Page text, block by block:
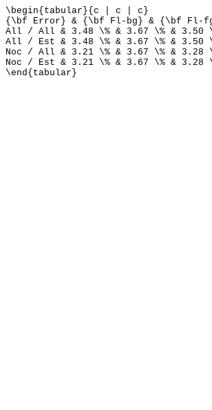
\begin{tabular}{c | c | c}
{\bf Error} & {\bf Fl-bg} & {\bf
All / All & 3.48 \% & 3.67 \% & 3.50
All / Est & 3.48 \% & 3.67 \% & 3.50
Noc / All & 3.21 \% & 3.67 \% & 3.28
Noc / Est & 3.21 \% & 3.67 \% & 3.28
\end{tabular}